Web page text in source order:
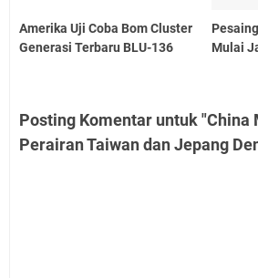
Amerika Uji Coba Bom Cluster
Generasi Terbaru BLU-136
Mulai
Posting Komentar untuk "China
Perairan Taiwan dan Jepang